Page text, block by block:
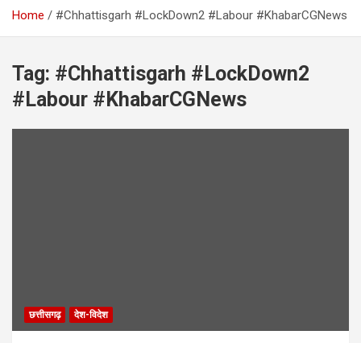
Home #Chhattisgarh #LockDown2 #Labour #KhabarCGNews
Tag: #Chhattisgarh #LockDown2
#Labour #KhabarCGNews
छत्तीसगढ़ देश-विदेश